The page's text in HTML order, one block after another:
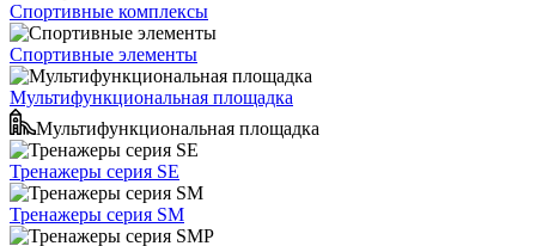
Спортивные комплексы
Спортивные элементы
Мультифункциональная площадка
Мультифункциональная площадка
Тренажеры серия SE
Тренажеры серия SM